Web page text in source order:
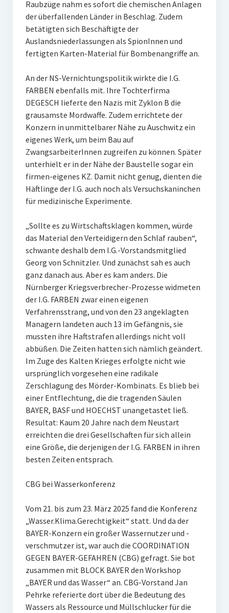
Raubzüge nahm es sofort die chemischen Anlagen
der überfallenden Länder in Beschlag. Zudem
betätigten sich Beschäftigte der
Auslandsniederlassungen als SpionInnen und
fertigten Karten-Material für Bombenangriffe an.
An der NS-Vernichtungspolitik wirkte die I.G.
FARBEN ebenfalls mit. Ihre Tochterfirma
DEGESCH lieferte den Nazis mit Zyklon B die
grausamste Mordwaffe. Zudem errichtete der
Konzern in unmittelbarer Nähe zu Auschwitz ein
eigenes Werk, um beim Bau auf
ZwangsarbeiterInnen zugreifen zu können. Später
unterhielt er in der Nähe der Baustelle sogar ein
firmen-eigenes KZ. Damit nicht genug, dienten die
Häftlinge der I.G. auch noch als Versuchskaninchen
für medizinische Experimente.
„Sollte es zu Wirtschaftsklagen kommen, würde
das Material den Verteidigern den Schlaf rauben“,
schwante deshalb dem I.G.-Vorstandsmitglied
Georg von Schnitzler. Und zunächst sah es auch
ganz danach aus. Aber es kam anders. Die
Nürnberger Kriegsverbrecher-Prozesse widmeten
der I.G. FARBEN zwar einen eigenen
Verfahrensstrang, und von den 23 angeklagten
Managern landeten auch 13 im Gefängnis, sie
mussten ihre Haftstrafen allerdings nicht voll
abbüßen. Die Zeiten hatten sich nämlich geändert.
Im Zuge des Kalten Krieges erfolgte nicht wie
ursprünglich vorgesehen eine radikale
Zerschlagung des Mörder-Kombinats. Es blieb bei
einer Entflechtung, die die tragenden Säulen
BAYER, BASF und HOECHST unangetastet ließ.
Resultat: Kaum 20 Jahre nach dem Neustart
erreichten die drei Gesellschaften für sich allein
eine Größe, die derjenigen der I.G. FARBEN in ihren
besten Zeiten entsprach.
CBG bei Wasserkonferenz
Vom 21. bis zum 23. März 2025 fand die Konferenz
„Wasser.Klima.Gerechtigkeit“ statt. Und da der
BAYER-Konzern ein großer Wassernutzer und -
verschmutzer ist, war auch die COORDINATION
GEGEN BAYER-GEFAHREN (CBG) gefragt. Sie bot
zusammen mit BLOCK BAYER den Workshop
„BAYER und das Wasser“ an. CBG-Vorstand Jan
Pehrke referierte dort über die Bedeutung des
Wassers als Ressource und Müllschlucker für die